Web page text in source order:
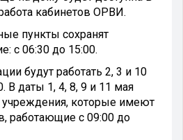
кабинетов ОРВИ.
пункты сохранят
с 06:30 до 15:00.
будут работать 2, 3 и 10
В даты 1, 4, 8, 9 и 11 мая
учреждения, которые имеют
работающие с 09:00 до